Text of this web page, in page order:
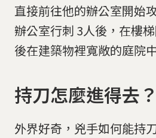
直接前往他的辦公室開始
辦公室行刺 3人後，在樓
後在建築物裡寬敞的庭院
持刀怎麼進得去？
外界好奇，兇手如何能持